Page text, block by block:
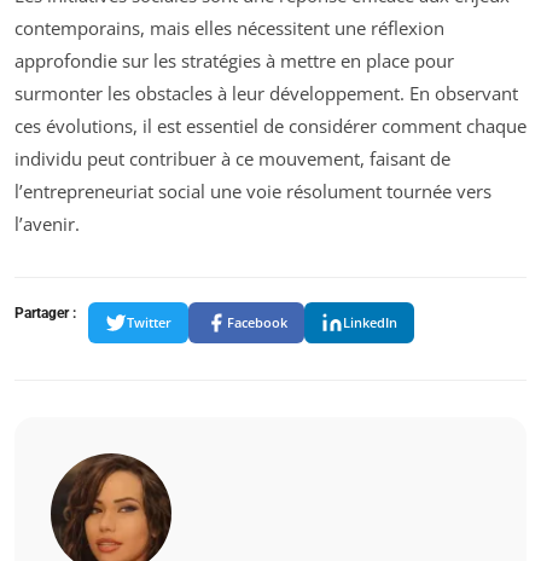
contemporains, mais elles nécessitent une réflexion
approfondie sur les stratégies à mettre en place pour
surmonter les obstacles à leur développement. En observant
ces évolutions, il est essentiel de considérer comment chaque
individu peut contribuer à ce mouvement, faisant de
l’entrepreneuriat social une voie résolument tournée vers
l’avenir.
Partager :
Twitter Facebook LinkedIn